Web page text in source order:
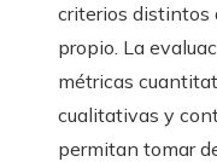
criterios distintos
propio. La
métricas
cualitativas y
permitan tomar